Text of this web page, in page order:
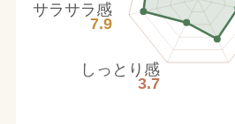
しっとり感
3.7
サラサラ感
7.9